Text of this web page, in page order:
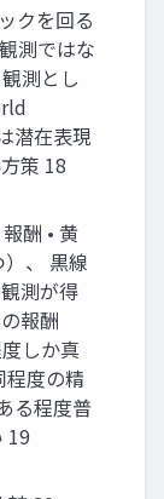
クを回る
測ではな
測とし
潜在表現
策 18
酬 • 黄
、 黒線
測が得
報酬
度しか真
程度の精
る程度普
19